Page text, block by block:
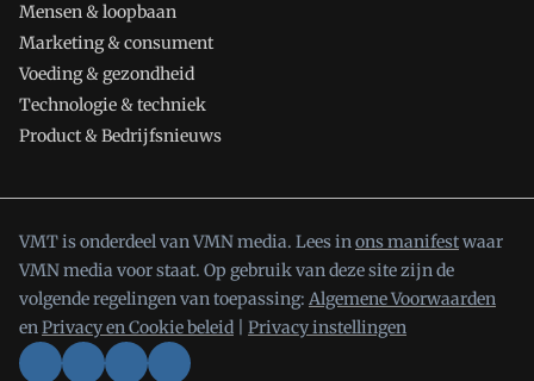
Mensen & loopbaan
Marketing & consument
Voeding & gezondheid
Technologie & techniek
Product & Bedrijfsnieuws
VMT is onderdeel van VMN media. Lees inons manifestwaar
VMN media voor staat. Op gebruik van deze site zijn de
volgende regelingen van toepassing: Algemene Voorwaarden
enPrivacy en Cookie beleid Privacy instellingen